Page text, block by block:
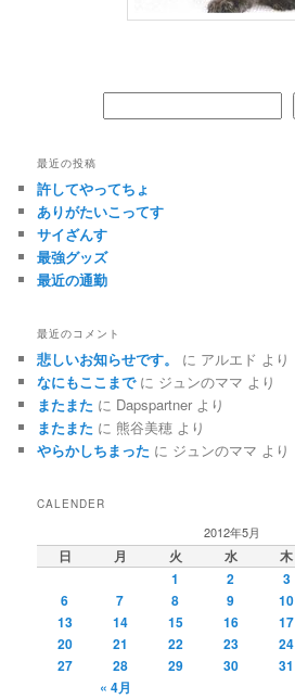
最近の投稿
許してやってちょ
ありがたいこってす
サイざんす
最強グッズ
最近の通勤
最近のコメント
悲しいお知らせです。 に アルエド より
なにもここまでに ジュンのママ より
またまた に Dapspartner より
またまた に 熊谷美穂 より
やらかしちまった に ジュンのママ より
CALENDER
2012年5月
日 月 火 水 木
1
2 3
6
7 8 9 10
13
14 15 16 17
20
21 22 23 24
27
28 29 30
31
« 4月